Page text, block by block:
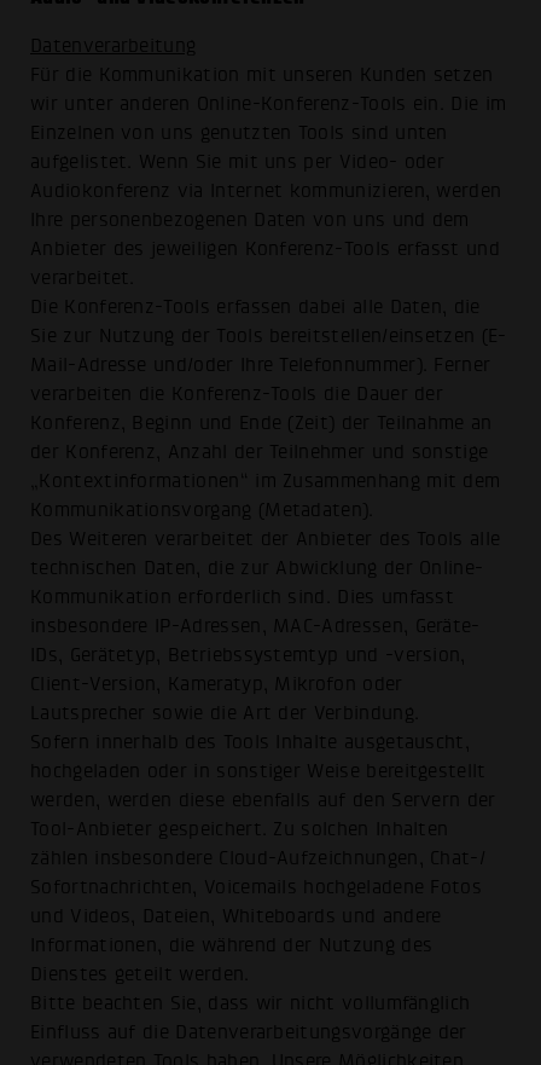
Datenverarbeitung
Für die Kommunikation mit unseren Kunden setzen
wir unter anderen Online-Konferenz-Tools ein. Die im
Einzelnen von uns genutzten Tools sind unten
aufgelistet. Wenn Sie mit uns per Video- oder
Audiokonferenz via Internet kommunizieren, werden
Ihre personenbezogenen Daten von uns und dem
Anbieter des jeweiligen Konferenz-Tools erfasst und
verarbeitet.
Die Konferenz-Tools erfassen dabei alle Daten, die
Sie zur Nutzung der Tools bereitstellen/einsetzen (E-
Mail-Adresse und/oder Ihre Telefonnummer). Ferner
verarbeiten die Konferenz-Tools die Dauer der
Konferenz, Beginn und Ende (Zeit) der Teilnahme an
der Konferenz, Anzahl der Teilnehmer und sonstige
„Kontextinformationen“ im Zusammenhang mit dem
Kommunikationsvorgang (Metadaten).
Des Weiteren verarbeitet der Anbieter des Tools alle
technischen Daten, die zur Abwicklung der Online-
Kommunikation erforderlich sind. Dies umfasst
insbesondere IP-Adressen, MAC-Adressen, Geräte-
IDs, Gerätetyp, Betriebssystemtyp und -version,
Client-Version, Kameratyp, Mikrofon oder
Lautsprecher sowie die Art der Verbindung.
Sofern innerhalb des Tools Inhalte ausgetauscht,
hochgeladen oder in sonstiger Weise bereitgestellt
werden, werden diese ebenfalls auf den Servern der
Tool-Anbieter gespeichert. Zu solchen Inhalten
zählen insbesondere Cloud-Aufzeichnungen, Chat-/
Sofortnachrichten, Voicemails hochgeladene Fotos
und Videos, Dateien, Whiteboards und andere
Informationen, die während der Nutzung des
Dienstes geteilt werden.
Bitte beachten Sie, dass wir nicht vollumfänglich
Einfluss auf die Datenverarbeitungsvorgänge der